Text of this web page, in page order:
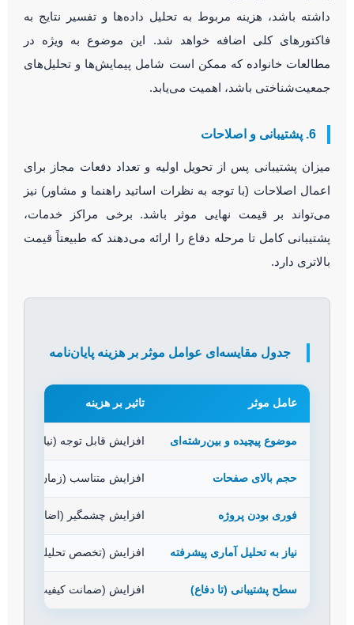
داشته باشد، هزینه مربوط به تحلیل داده‌ها و تفسیر نتایج به
فاکتورهای کلی اضافه خواهد شد. این موضوع به ویژه در
مطالعات خانواده که ممکن است شامل پیمایش‌ها و تحلیل‌های
جمعیت‌شناختی باشد، اهمیت می‌یابد.
6. پشتیبانی و اصلاحات
میزان پشتیبانی پس از تحویل اولیه و تعداد دفعات مجاز برای
اعمال اصلاحات (با توجه به نظرات اساتید راهنما و مشاور) نیز
می‌تواند بر قیمت نهایی موثر باشد. برخی مراکز خدمات،
پشتیبانی کامل تا مرحله دفاع را ارائه می‌دهند که طبیعتاً قیمت
بالاتری دارد.
جدول مقایسه‌ای عوامل موثر بر هزینه پایان‌نامه
عامل موثر تاثیر بر هزینه
موضوع پیچیده و بین‌رشته‌ای افزایش قابل توجه (نیاز به
حجم بالای صفحات افزایش متناسب (زمان
فوری بودن پروژه افزایش چشمگیر (اضافه کاری
نیاز به تحلیل آماری پیشرفته افزایش (تخصص تحلیلگر و
سطح پشتیبانی (تا دفاع) افزایش (ضمانت کیفیت و